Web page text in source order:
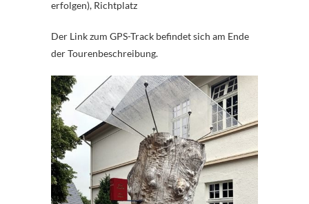
erfolgen), Richtplatz
Der Link zum GPS-Track befindet sich am Ende
der Tourenbeschreibung.